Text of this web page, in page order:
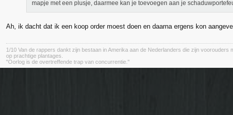
mapje met een plusje, daarmee kan je toevoegen aan je
Ah, ik dacht dat ik een koop order moest doen en daarna ergens kon
1/10 Van de rappers dankt zijn bestaan in Amerika aan de Nederlanders die zijn
op prachtige plantages.
"Oorlog is de overtreffende trap van concurrentie."